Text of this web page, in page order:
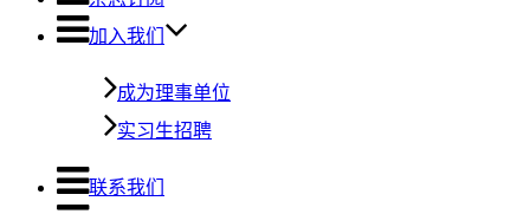
加入我们
成为理事单位
实习生招聘
联系我们